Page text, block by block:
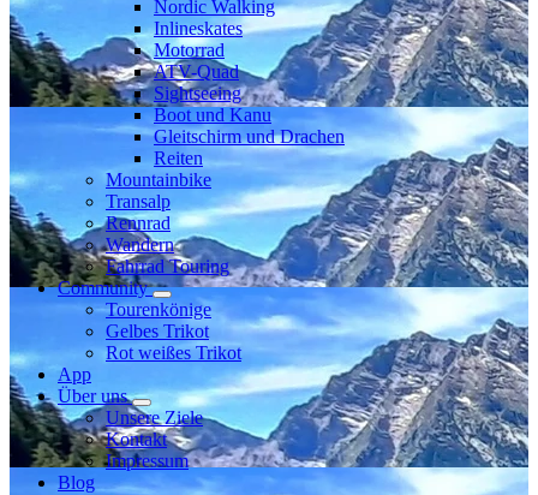
Nordic Walking
Inlineskates
Motorrad
ATV-Quad
Sightseeing
Boot und Kanu
Gleitschirm und Drachen
Reiten
Mountainbike
Transalp
Rennrad
Wandern
Fahrrad Touring
Community
Tourenkönige
Gelbes Trikot
Rot weißes Trikot
App
Über uns
Unsere Ziele
Kontakt
Impressum
Blog